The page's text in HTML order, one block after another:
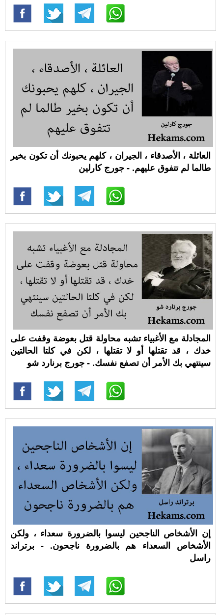
العائلة ، الأصدقاء ، الجيران ، كلهم يحبونك أن تكون بخير
طالما لم تتفوق عليهم. - جورج كارلين
المجادلة مع الأغبياء تشبه محاولة قتل بعوضة وقفت على
خدك ، قد تقتلها أو لا تقتلها ، لكن في كلتا الحالتين
سينتهي بك الأمر أن تصفع نفسك. - جورج برنارد شو
إن الأشخاص الناجحين ليسوا بالضرورة سعداء ، ولكن
الأشخاص السعداء هم بالضرورة ناجحون. - برتراند
راسل